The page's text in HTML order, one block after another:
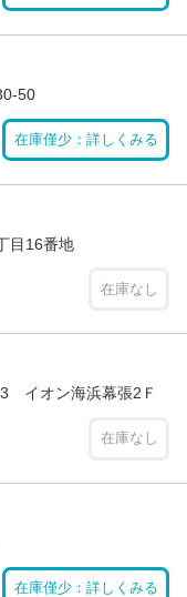
50
在庫僅少：詳しくみる
目16番地
在庫なし
イオン海浜幕張2Ｆ
在庫なし
在庫僅少：詳しくみる